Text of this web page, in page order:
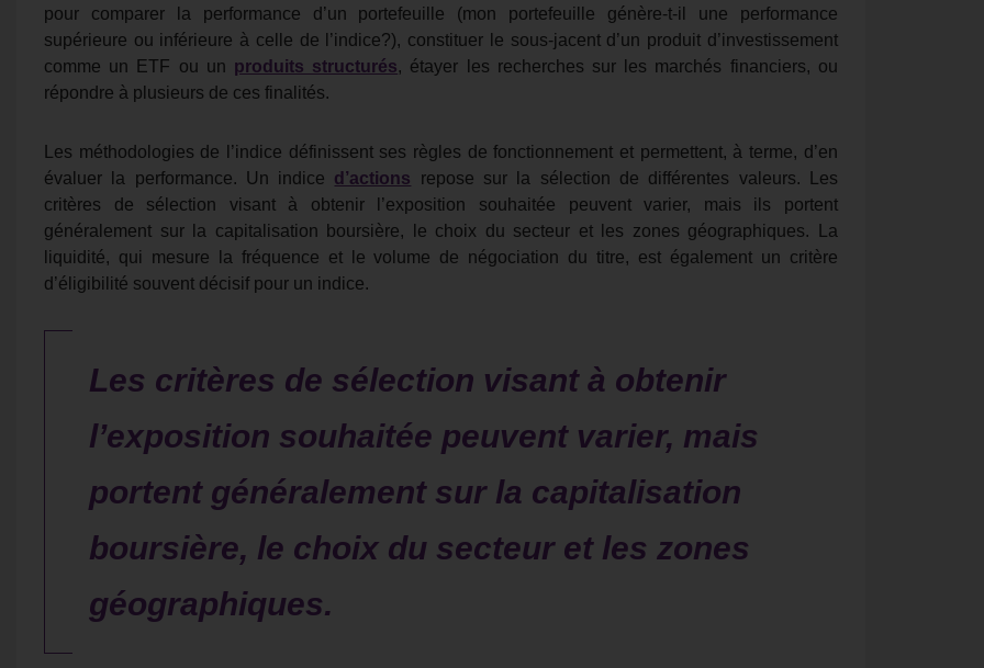
pour comparer la performance d’un portefeuille (mon portefeuille génère-t-il une performance
supérieure ou inférieure à celle de l’indice?), constituer le sous-jacent d’un produit d’investissement
comme un ETF ou un produits structurés, étayer les recherches sur les marchés financiers, ou
répondre à plusieurs de ces finalités.
Les méthodologies de l’indice définissent ses règles de fonctionnement et permettent, à terme, d’en
évaluer la performance. Un indice d’actions repose sur la sélection de différentes valeurs. Les
critères de sélection visant à obtenir l’exposition souhaitée peuvent varier, mais ils portent
généralement sur la capitalisation boursière, le choix du secteur et les zones géographiques. La
liquidité, qui mesure la fréquence et le volume de négociation du titre, est également un critère
d’éligibilité souvent décisif pour un indice.
Les critères de sélection visant à obtenir
l’exposition souhaitée peuvent varier, mais
portent généralement sur la capitalisation
boursière, le choix du secteur et les zones
géographiques.